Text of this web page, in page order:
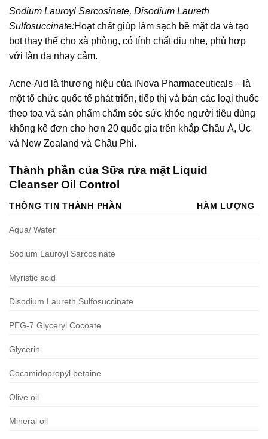
Sodium Lauroyl Sarcosinate, Disodium Laureth
Sulfosuccinate:Hoạt chất giúp làm sạch bề mặt da và tạo
bọt thay thế cho xà phòng, có tính chất dịu nhẹ, phù hợp
với làn da nhạy cảm.
Acne-Aid là thương hiệu của iNova Pharmaceuticals – là
một tổ chức quốc tế phát triển, tiếp thị và bán các loại thuốc
theo toa và sản phẩm chăm sóc sức khỏe người tiêu dùng
không kê đơn cho hơn 20 quốc gia trên khắp Châu Á, Úc
và New Zealand và Châu Phi.
Thành phần của Sữa rửa mặt Liquid
Cleanser Oil Control
THÔNG TIN THÀNH PHẦN HÀM LƯỢNG
Aqua/ Water
Sodium Lauroyl Sarcosinate
Myristic acid
Disodium Laureth Sulfosuccinate
PEG-7 Glyceryl Cocoate
Glycerin
Cocamidopropyl betaine
Olive oil
Mineral oil